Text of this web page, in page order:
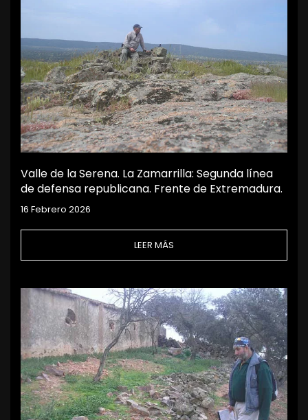
Valle de la Serena. La Zamarrilla: Segunda línea
de defensa republicana. Frente de Extremadura.
16 Febrero 2026
LEER MÁS